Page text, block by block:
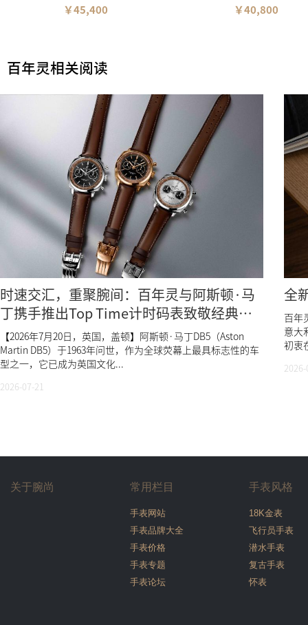
￥45,400 ￥40,800
百年灵相关阅读
时速交汇，重聚腕间：百年灵与阿斯顿·马
丁携手推出Top Time计时码表致敬经典
DB5
【2026年7月20日，英国，盖顿】阿斯顿·马丁DB5（Aston
Martin DB5）于1963年问世，作为全球荧幕上最具标志性的车
型之一，它已成为英国文化...
2026-07-21
全
百年
意大
初衷
关于腕尚 常用栏目
手表网站
手表品牌大全
手表价格
手表专题
手表论坛
手表风格
18K金表
飞行员手表
潜水手表
复古手表
怀表